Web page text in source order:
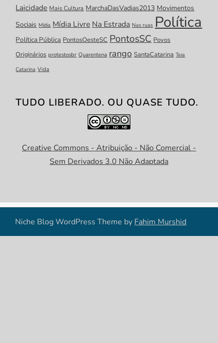
Laicidade Mais Cultura MarchaDasVadias2013 Movimentos
Sociais Mídia Mídia Livre Na Estrada Nas ruas Política
Política Pública PontosOesteSC PontosSC Povos
Originários protestosbr Quarentena rango SantaCatarina Teia
Catarina Vida
TUDO LIBERADO. OU QUASE TUDO.
Creative Commons - Atribuição - Não Comercial -
Sem Derivados 3.0 Não Adaptada
Niche Blog WordPress Theme by Fahim Murshid